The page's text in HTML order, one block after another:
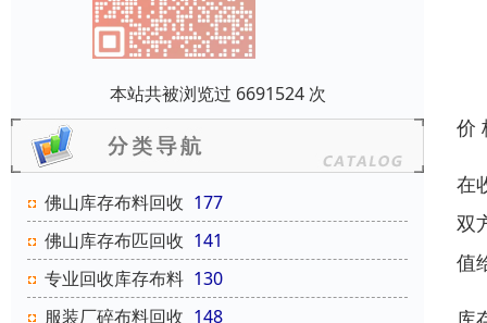
本站共被浏览过 6691524 次
佛山库存布料回收 177
佛山库存布匹回收 141
专业回收库存布料 130
服装厂碎布料回收 148
价
在
双
值